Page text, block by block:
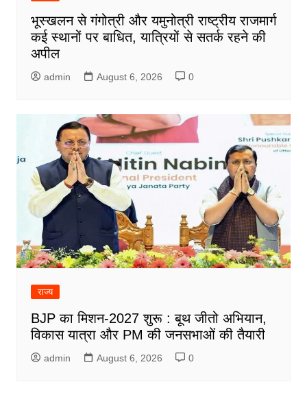
भूस्खलन से गंगोत्री और यमुनोत्री राष्ट्रीय राजमार्ग
कई स्थानों पर बाधित, यात्रियों से सतर्क रहने की
अपील
admin August 6, 2026 0
राज्य
BJP का मिशन-2027 शुरू : बूथ जीतो अभियान,
विकास यात्रा और PM की जनसभाओं की तैयारी
admin August 6, 2026 0